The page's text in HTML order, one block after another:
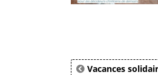
Vacances